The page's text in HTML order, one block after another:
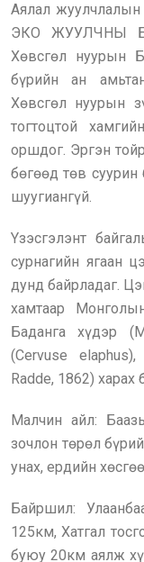
Аялал
ЭКО ЖУУЛЧНЫ
Хөвсгөл нуурын
бүрийн ан
Хөвсгөл нуурын
тогтоцтой
оршдог. Эргэн
бөгөөд төв суурин
шуугиангүй.
Yзэсгэлэнт
сурнагийн ягаан
дунд байрладаг.
хамтаар
Баданга хүдэр
(Cervuse
Radde, 1862)
Малчин айл:
зочлон төрөл
унах, ердийн
Байршил:
125км, Хатгал
буюу 20км аялж